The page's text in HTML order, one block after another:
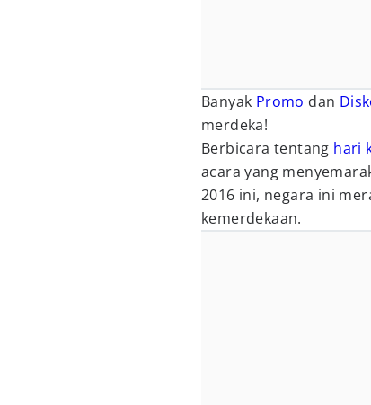
Banyak Promo dan
merdeka!
Berbicara tentang hari
acara yang
2016 ini, negara ini
kemerdekaan.